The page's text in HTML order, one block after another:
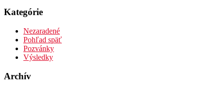
Kategórie
Nezaradené
Pohľad späť
Pozvánky
Výsledky
Archív